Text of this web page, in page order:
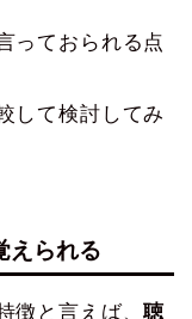
っておられる点
して検討してみ
えられる
徴と言えば、聴